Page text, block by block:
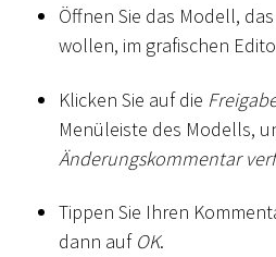
Öffnen Sie das Modell,
wollen, im grafischen
Klicken Sie auf die
Menüleiste des Modells,
Änderungskommentar
Tippen Sie Ihren
dann auf OK.